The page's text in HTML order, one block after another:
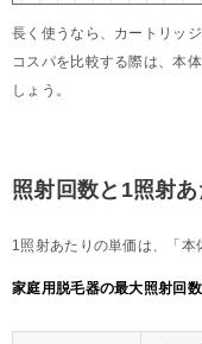
長く使うなら、カートリッ
コスパを比較する際は、本
しょう。
照射回数と1照射
1照射あたりの単価は、「本
家庭用脱毛器の最大照射回